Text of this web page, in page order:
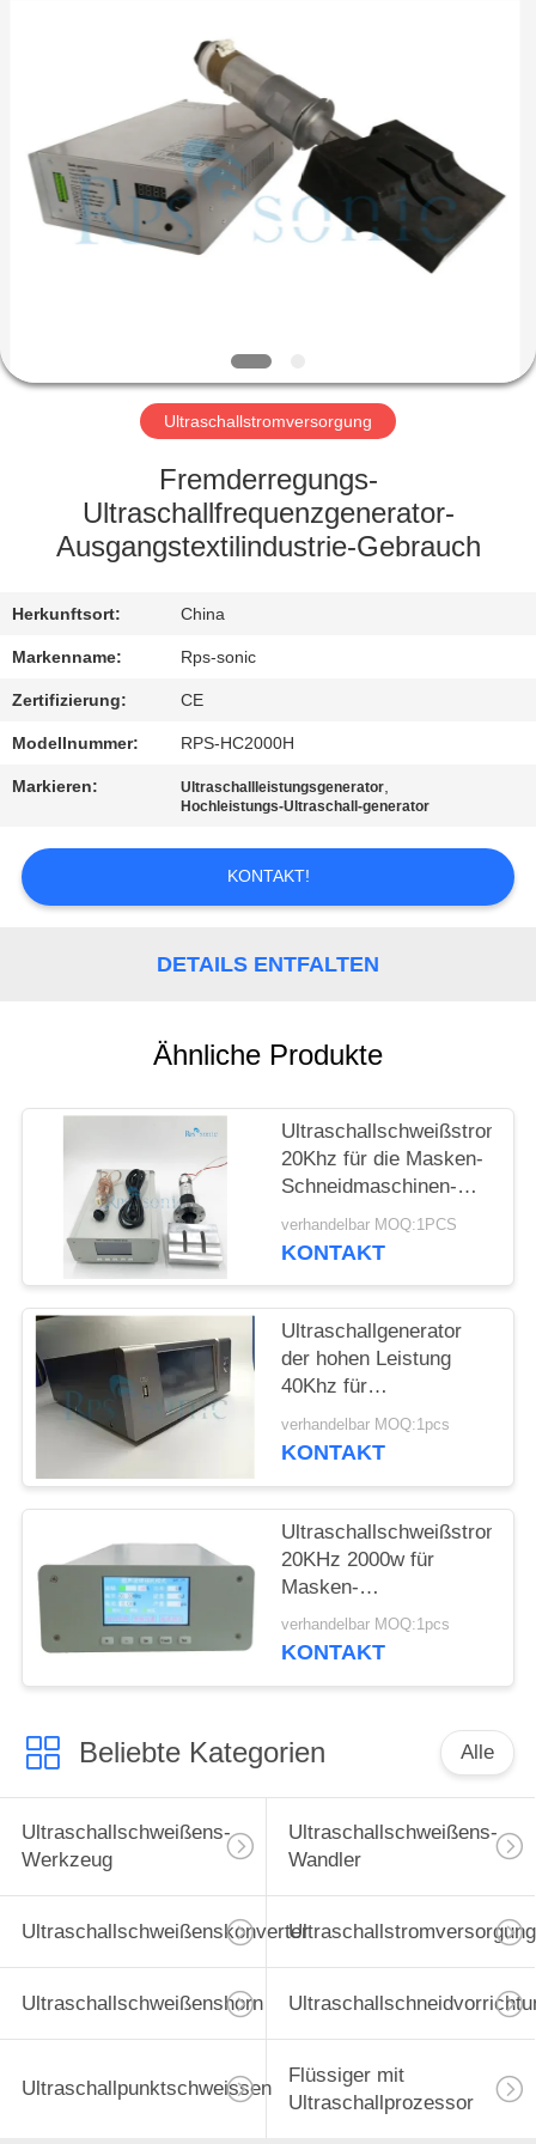
HAUS
PRODUKTE
FABRIK-
AUSFLUG
QUALITÄTSKONTROLLE
SIE
MIT
UNS
IN
VERBINDUNG
NACHRICHTEN
Ultraschallstromversorgung
Fremderregungs-
Ultraschallfrequenzgenerator-
Ausgangstextilindustrie-Gebrauch
Herkunftsort: China
Markenname: Rps-sonic
Zertifizierung: CE
Modellnummer: RPS-HC2000H
Markieren: Ultraschallleistungsgenerator,
Hochleistungs-Ultraschall-generator
KONTAKT!
DETAILS ENTFALTEN
Ähnliche Produkte
20Khz für die Masken-
Schneidmaschinen-
Ultraschallmaske, die
Maschine herstellt
verhandelbar MOQ:1PCS
KONTAKT
Ultraschallgenerator
der hohen Leistung
40Khz für
schweißenden
schneidenen flüssigen
verhandelbar MOQ:1pcs
KONTAKT
20KHz 2000w für
Masken-
Schneidmaschine
verhandelbar MOQ:1pcs
KONTAKT
Beliebte Kategorien Alle
Ultraschallschweißens-
Werkzeug
Ultraschallschweißens-
Wandler
UltraschallschweißenskonverterUltraschallstromversorgung
Ultraschallschweißenshorn
Ultraschallpunktschweissen
Flüssiger mit
Ultraschallprozessor